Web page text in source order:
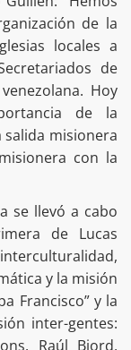
de la
locales a
de
Hoy
de la
misionera
con la
se llevó a cabo
de Lucas
y la misión
Francisco” y la
inter-gentes:
Raúl Biord,